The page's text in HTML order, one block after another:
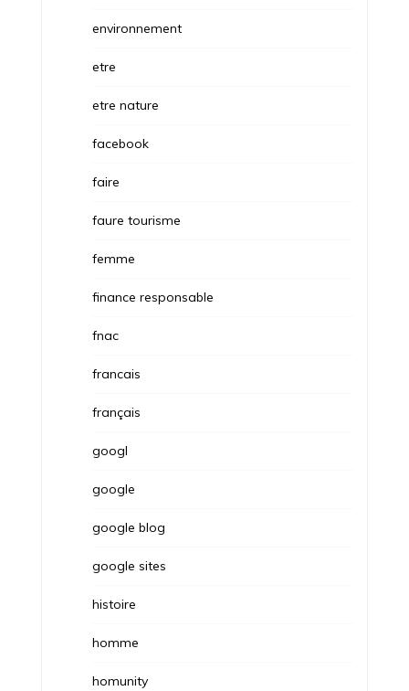
environnement
etre
etre nature
facebook
faire
faure tourisme
femme
finance responsable
fnac
francais
français
googl
google
google blog
google sites
histoire
homme
homunity